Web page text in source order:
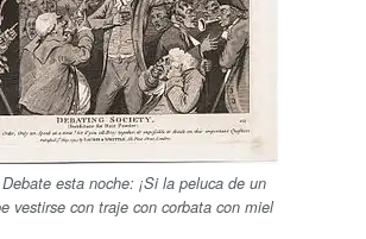
Debate esta noche: ¡Si la peluca de un
vestirse con traje con corbata con miel